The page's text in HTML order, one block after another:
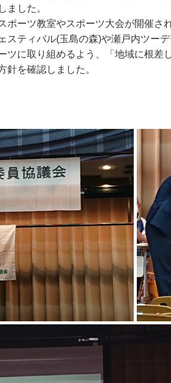
ました。
ーツ教室やスポーツ大会が開催され
ティバル(玉島の森)や瀬戸内ツー
ツに取り組めるよう、「地域に根
針を確認しました。